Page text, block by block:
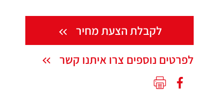
לקבלת הצעת מחיר
לפרטים נוספים צרו איתנו קשר